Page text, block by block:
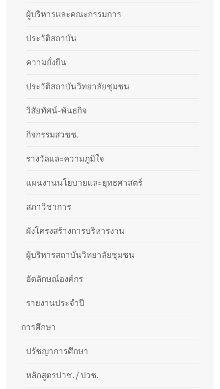
ผู้บริหารและคณะกรรมการ
ประวัติสถาบัน​
ความยั่งยืน
ประวัติสถาบันวิทยาลัยชุมชน
วิสัยทัศน์-พันธกิจ
กิจกรรมสวชช.
รางวัลและความภูมิใจ
แผนงานนโยบายและยุทธศาสตร์
สภาวิชาการ
ผังโครงสร้างการบริหารงาน
ผู้บริหารสถาบันวิทยาลัยชุมชน
อัตลักษณ์องค์กร
รายงานประจำปี
การศึกษา
ปรัชญาการศึกษา
หลักสูตรปวช. / ปวช.